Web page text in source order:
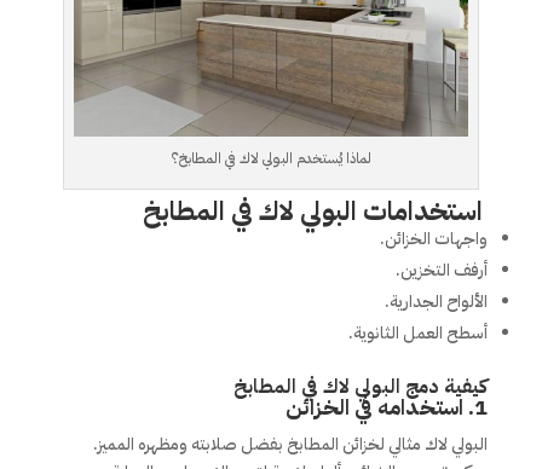
لماذا يُستخدم البولي لاك في المطابخ؟
استخدامات البولي لاك في المطابخ
واجهات الخزائن.
أرفف التخزين.
الألواح الجدارية.
أسطح العمل الثانوية.
كيفية دمج البولي لاك في المطابخ
1. استخدامه في الخزائن
البولي لاك مثالي لخزائن المطابخ بفضل صلابته ومظهره المميز.